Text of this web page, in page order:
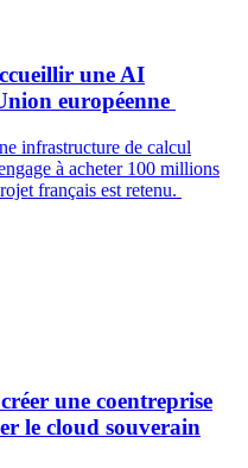
une AI
européenne
infrastructure de calcul
à acheter 100 millions
français est retenu.
une coentreprise
le cloud souverain